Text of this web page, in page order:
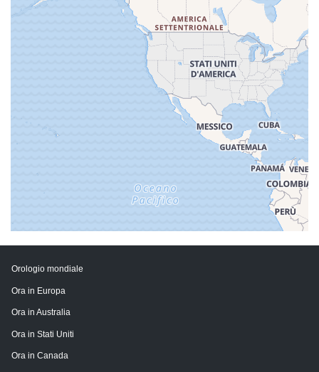
Orologio mondiale
Ora in Europa
Ora in Australia
Ora in Stati Uniti
Ora in Canada